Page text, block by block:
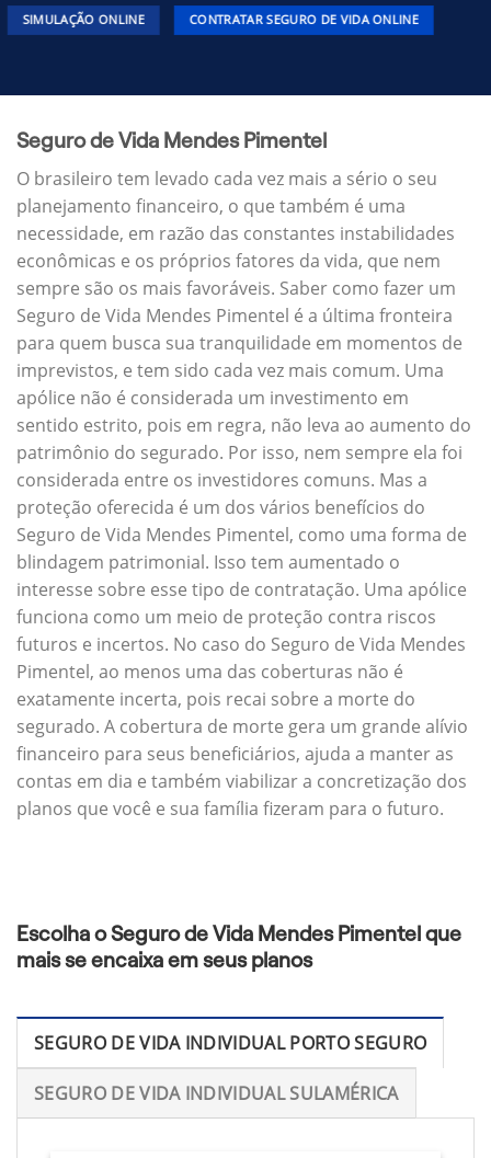
SIMULAÇÃO ONLINE CONTRATAR SEGURO DE VIDA ONLINE
Seguro de Vida Mendes Pimentel
O brasileiro tem levado cada vez mais a sério o seu
planejamento financeiro, o que também é uma
necessidade, em razão das constantes instabilidades
econômicas e os próprios fatores da vida, que nem
sempre são os mais favoráveis. Saber como fazer um
Seguro de Vida Mendes Pimentel é a última fronteira
para quem busca sua tranquilidade em momentos de
imprevistos, e tem sido cada vez mais comum. Uma
apólice não é considerada um investimento em
sentido estrito, pois em regra, não leva ao aumento do
patrimônio do segurado. Por isso, nem sempre ela foi
considerada entre os investidores comuns. Mas a
proteção oferecida é um dos vários benefícios do
Seguro de Vida Mendes Pimentel, como uma forma de
blindagem patrimonial. Isso tem aumentado o
interesse sobre esse tipo de contratação. Uma apólice
funciona como um meio de proteção contra riscos
futuros e incertos. No caso do Seguro de Vida Mendes
Pimentel, ao menos uma das coberturas não é
exatamente incerta, pois recai sobre a morte do
segurado. A cobertura de morte gera um grande alívio
financeiro para seus beneficiários, ajuda a manter as
contas em dia e também viabilizar a concretização dos
planos que você e sua família fizeram para o futuro.
Escolha o Seguro de Vida Mendes Pimentel que
mais se encaixa em seus planos
SEGURO DE VIDA INDIVIDUAL PORTO SEGURO
SEGURO DE VIDA INDIVIDUAL SULAMÉRICA